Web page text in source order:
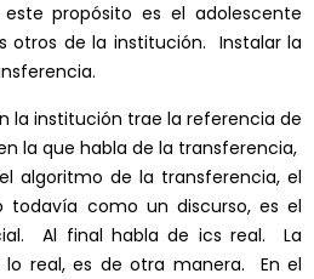
propósito es el adolescente
otros de la institución. Instalar la
la institución trae la referencia de
la que habla de la transferencia,
algoritmo de la transferencia, el
todavía como un discurso, es el
Al final habla de ics real. La
lo real, es de otra manera. En el